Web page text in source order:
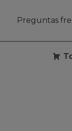
Preguntas